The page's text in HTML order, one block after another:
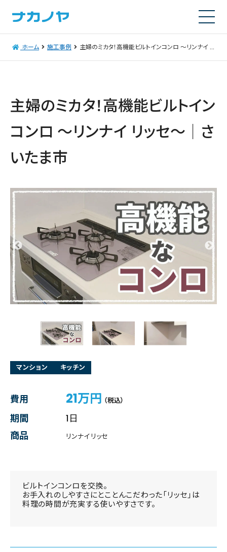
ホーム 施工事例 主婦のミカタ！高機能ビルトインコンロ ～リンナイ リッセ～｜さいたま市
主婦のミカタ！高機能ビルトイン
コンロ ～リンナイ リッセ～｜さ
いたま市
マンション キッチン
費用 21万円 （税込）
期間
1日
商品
リンナイ リッセ
ビルトインコンロを交換。
お手入れのしやすさにとことんこだわった「リッセ」は
料理の時間が充実する使いやすさです。